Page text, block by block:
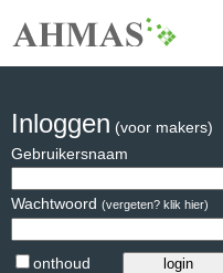
Inloggen (voor makers)
Gebruikersnaam
Wachtwoord (vergeten? klik hier)
onthoud